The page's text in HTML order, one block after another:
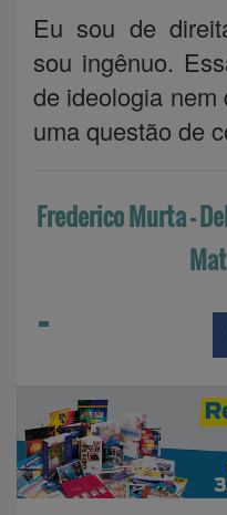
Eu sou de
sou ingênuo.
de ideologia
uma questão de
Frederico Murta -